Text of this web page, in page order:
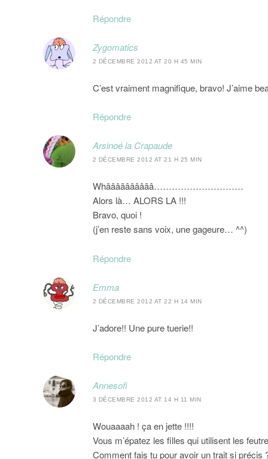
Répondre
Zygomatics
2 DÉCEMBRE 2012 AT 20 H 45 MIN
C’est vraiment magnifique, bravo! J’aime
Répondre
Arsinoé la Crapaude
2 DÉCEMBRE 2012 AT 21 H 25 MIN
Whââââââââââ…………………………
Alors là… ALORS LA !!!
Bravo, quoi !
(j’en reste sans voix, une gageure… ^^)
Répondre
Emma
2 DÉCEMBRE 2012 AT 22 H 14 MIN
J’adore!! Une pure tuerie!!
Répondre
Annesofi
3 DÉCEMBRE 2012 AT 14 H 11 MIN
Wouaaaah ! ça en jette !!!!
Vous m’épatez les filles qui utilisent les
Comment fais tu pour avoir un trait si précis